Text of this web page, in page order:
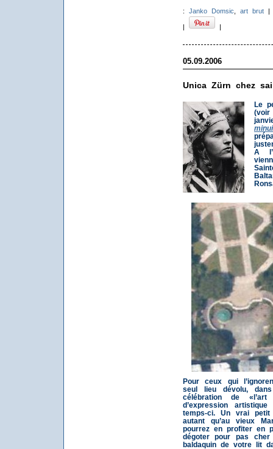
: Janko Domsic art brut
| |
05.09.2006
Unica Zürn chez
Le
(voir
A
Pour ceux qui
seul lieu dévolu,
célébration de
d’expression
temps-ci. Un vrai
autant qu’au vieux
pourrez en profiter en
dégoter pour pas
baldaquin de votre lit